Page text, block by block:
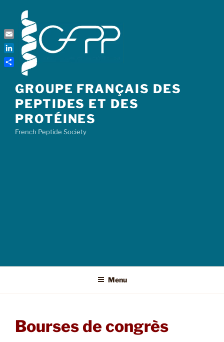
content
GROUPE FRANÇAIS DES
PEPTIDES ET DES
PROTÉINES
French Peptide Society
Menu
Bourses de congrès
Email
LinkedIn
Share